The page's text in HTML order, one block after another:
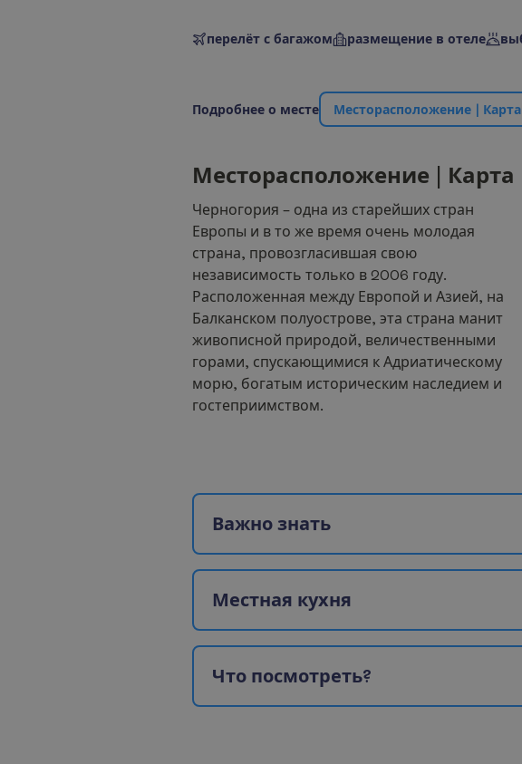
перелёт с багажом размещение в отеле
Подробнее о месте Месторасположение Карта
Месторасположение Карта
Черногория – одна из старейших стран
Европы и в то же время очень молодая
страна, провозгласившая свою
независимость только в 2006 году.
Расположенная между Европой и Азией, на
Балканском полуострове, эта страна манит
живописной природой, величественными
горами, спускающимися к Адриатическому
морю, богатым историческим наследием и
гостеприимством.
Важно знать
Местная кухня
Что посмотреть?